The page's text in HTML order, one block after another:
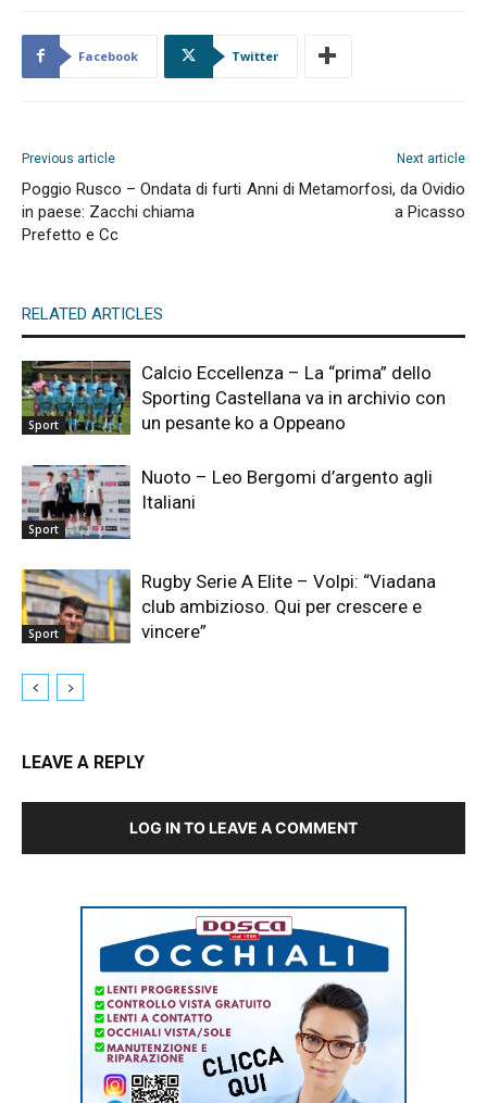
Facebook Twitter
Previous article
Poggio Rusco – Ondata di furti
in paese: Zacchi chiama
Prefetto e Cc
Next article
Anni di Metamorfosi, da Ovidio
a Picasso
RELATED ARTICLES
Sport
Calcio Eccellenza – La “prima” dello
Sporting Castellana va in archivio con
un pesante ko a Oppeano
Sport
Nuoto – Leo Bergomi d’argento agli
Italiani
Sport
Rugby Serie A Elite – Volpi: “Viadana
club ambizioso. Qui per crescere e
vincere”
LEAVE A REPLY
LOG IN TO LEAVE A COMMENT